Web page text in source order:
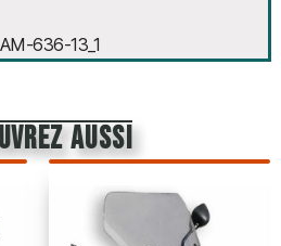
636-13_1
aussi